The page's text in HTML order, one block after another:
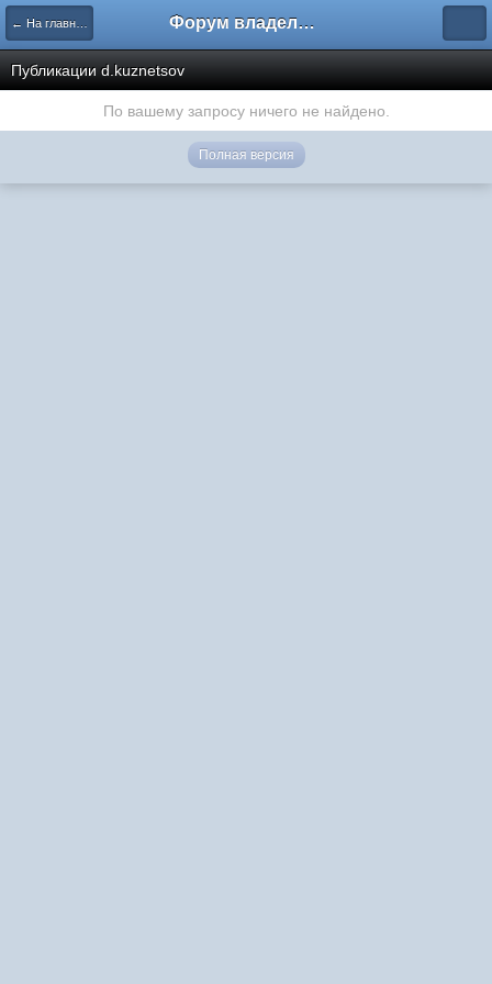
← На главную Форум владельцев интернет-магазинов
Публикации d.kuznetsov
По вашему запросу ничего не найдено.
Полная версия